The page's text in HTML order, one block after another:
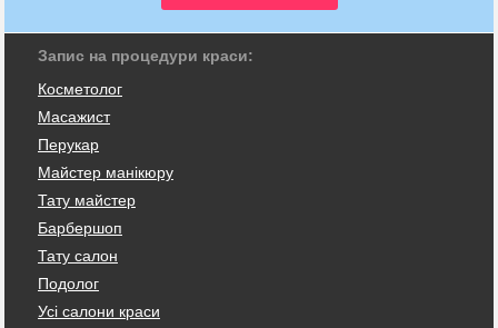
Запис на процедури краси:
Косметолог
Масажист
Перукар
Майстер манікюру
Тату майстер
Барбершоп
Тату салон
Подолог
Усі салони краси